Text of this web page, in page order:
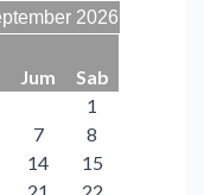
2026
Jum
Sab
1
7
8
14
15